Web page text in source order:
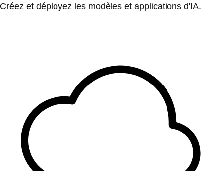
Créez et déployez les modèles et applications d'IA.